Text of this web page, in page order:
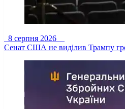
8 серпня 2026
Сенат США не виділив Трампу